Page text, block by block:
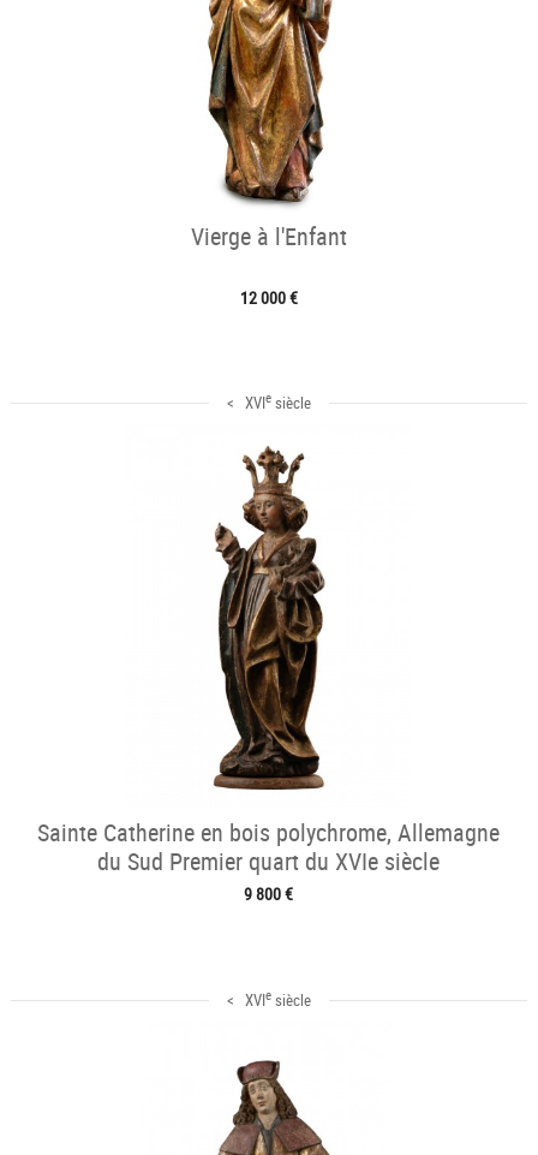
Vierge à l'Enfant
12 000 €
< XVIesiècle
Sainte Catherine en bois polychrome, Allemagne
du Sud Premier quart du XVIe siècle
9 800 €
< XVIesiècle